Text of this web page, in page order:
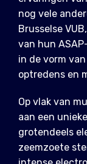
nog vele
Brusselse
van hun
in de vorm
optredens en
Op vlak van
aan een
grotendeels
zeemzoete